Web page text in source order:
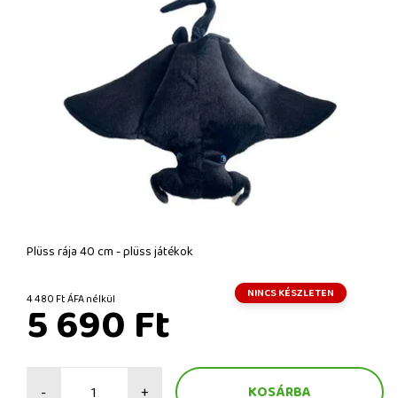
Plüss rája 40 cm - plüss játékok
4 480 Ft ÁFA nélkül NINCS KÉSZLETEN
5 690 Ft
- +